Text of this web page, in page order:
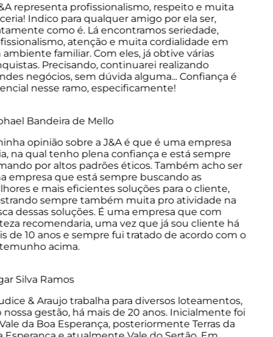
representa profissionalismo, respeito e muita
Indico para qualquer amigo por ela ser,
como é. Lá encontramos seriedade,
atenção e muita cordialidade em
familiar. Com eles, já obtive várias
Precisando, continuarei realizando
negócios, sem dúvida alguma... Confiança é
nesse ramo, especificamente!
Bandeira de Mello
opinião sobre a J&A é que é uma empresa
na qual tenho plena confiança e está sempre
por altos padrões éticos. Também acho ser
empresa que está sempre buscando as
e mais eficientes soluções para o cliente,
sempre também muita pro atividade na
dessas soluções. É uma empresa que com
recomendaria, uma vez que já sou cliente há
de 10 anos e sempre fui tratado de acordo com o
acima.
Silva Ramos
& Araujo trabalha para diversos loteamentos,
gestão, há mais de 20 anos. Inicialmente foi
da Boa Esperança, posteriormente Terras da